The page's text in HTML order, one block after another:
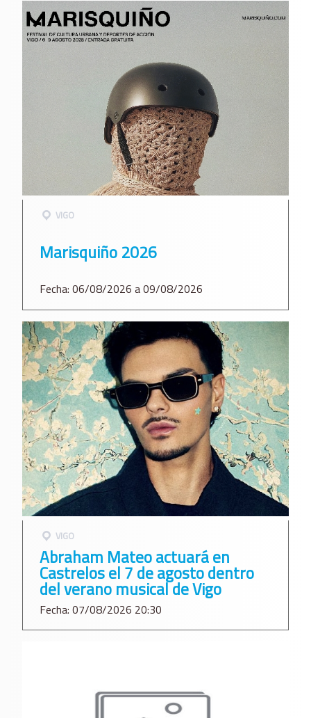
VIGO
Marisquiño 2026
Fecha: 06/08/2026 a 09/08/2026
VIGO
Abraham Mateo actuará en
Castrelos el 7 de agosto dentro
del verano musical de Vigo
Fecha: 07/08/2026 20:30